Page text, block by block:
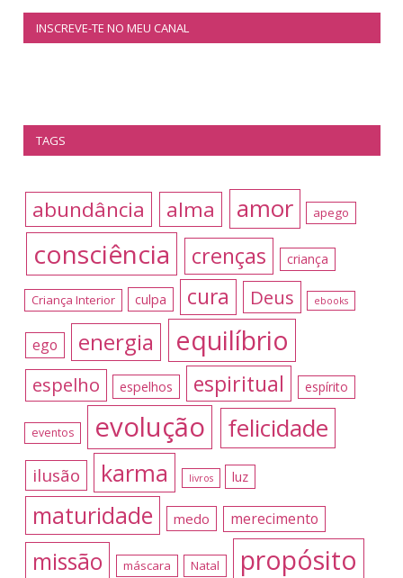
INSCREVE-TE NO MEU CANAL
TAGS
abundância alma amor apego
consciência crenças criança
Criança Interior culpa cura Deus ebooks
ego energia equilíbrio
espelho espelhos espiritual espírito
eventos evolução felicidade
ilusão karma livros luz
maturidade medo merecimento
missão máscara Natal propósito